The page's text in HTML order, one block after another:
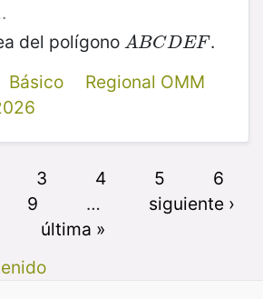
del polígono ABCDEF
ABCDEF
.
Básico
Regional OMM
3 4 5
6
9 …
siguiente ›
última »